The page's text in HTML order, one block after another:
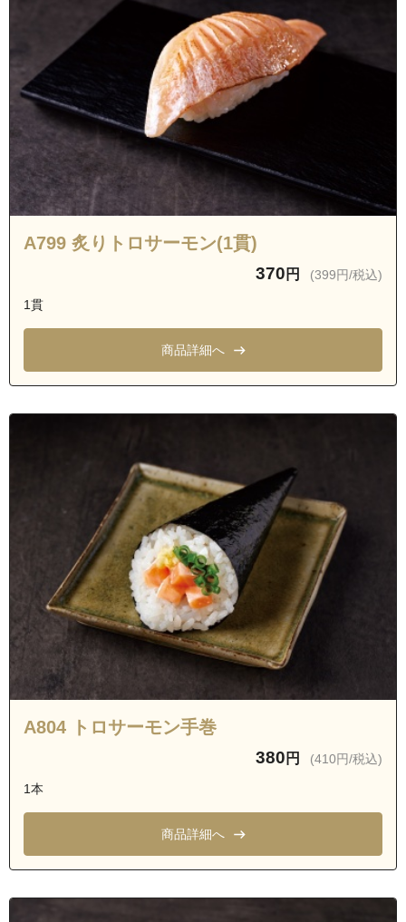
沖縄県浦添市屋富祖
沖縄県浦添市屋富祖２丁目
沖縄県浦添市屋富祖３丁目
沖縄県宜野湾市愛知１丁目
沖縄県宜野湾市愛知２丁目
沖縄県宜野湾市愛知３丁目
沖縄県宜野湾市神山１丁目
沖縄県中頭郡西原町上原２丁目
沖縄県浦添市城間１丁目
沖縄県中頭郡北谷町北前
沖縄県中頭郡北谷町北前１丁目
A799 炙りトロサーモン(1貫)
370 円 (399円/税込)
1貫
商品詳細へ
A804 トロサーモン手巻
380 円 (410円/税込)
1本
商品詳細へ